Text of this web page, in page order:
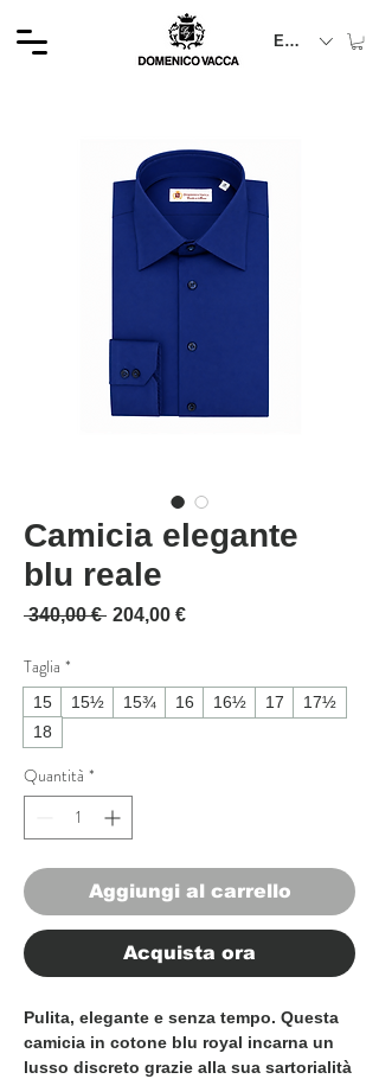
EUR (€)
Camicia elegante
blu reale
340,00 € Prezzo regolare
204,00 €Prezzo scontato
Taglia *
15 15½ 15¾ 16 16½ 17
17½
18
Quantità *
Aggiungi al carrello
Acquista ora
Pulita, elegante e senza tempo. Questa
camicia in cotone blu royal incarna un
lusso discreto grazie alla sua sartorialità